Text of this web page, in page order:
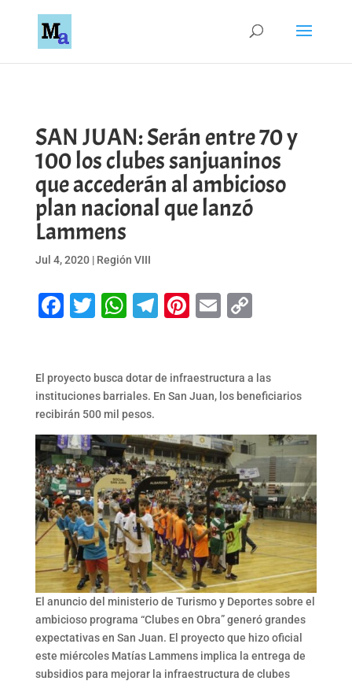
SAN JUAN: Serán entre 70 y
100 los clubes sanjuaninos
que accederán al ambicioso
plan nacional que lanzó
Lammens
Jul 4, 2020| Región VIII
Facebook
Twitter
WhatsApp
Telegram
Pinterest
EmailCopy
El proyecto busca dotar de infraestructura a las
instituciones barriales. En San Juan, los beneficiarios
recibirán 500 mil pesos.
El anuncio del ministerio de Turismo y Deportes sobre el
ambicioso programa “Clubes en Obra” generó grandes
expectativas en San Juan. El proyecto que hizo oficial
este miércoles Matías Lammens implica la entrega de
subsidios para mejorar la infraestructura de clubes